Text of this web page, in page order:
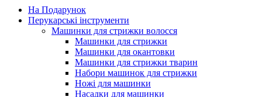
На Подарунок
Перукарські інструменти
Машинки для стрижки волосся
Машинки для стрижки
Машинки для окантовки
Машинки для стрижки тварин
Набори машинок для стрижки
Ножі для машинки
Насадки для машинки